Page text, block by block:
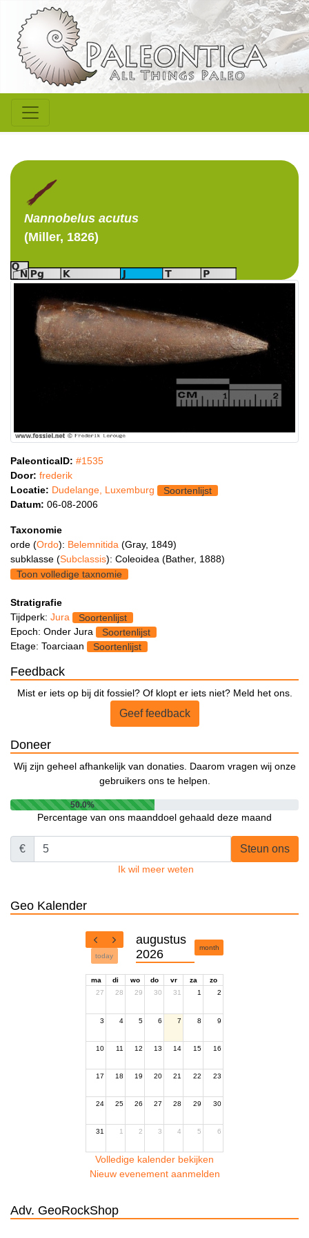
Nannobelus acutus
(Miller, 1826)
PaleonticaID: #1535
Door: frederik
Locatie: Dudelange, Luxemburg
Soortenlijst
Datum: 06-08-2006
Taxonomie
orde (Ordo): Belemnitida (Gray, 1849)
subklasse (Subclassis): Coleoidea (Bather, 1888)
Toon volledige taxnomie
Stratigrafie
Tijdperk: Jura
Soortenlijst
Epoch: Onder Jura
Soortenlijst
Etage: Toarciaan
Soortenlijst
Feedback
Mist er iets op bij dit fossiel? Of klopt er iets niet? Meld het ons.
Geef feedback
Doneer
Wij zijn geheel afhankelijk van donaties. Daarom vragen wij onze
gebruikers ons te helpen.
50.0%
Percentage van ons maanddoel gehaald deze maand
€ Steun ons
Ik wil meer weten
Geo Kalender
today
augustus
2026
month
ma di wo do vr za
zo
27
28 29 30 31 1 2
3 4 5 6 7 8 9
10 11 12 13 14 15 16
17 18 19 20 21 22 23
24 25 26 27 28 29 30
31 1 2 3 4 5 6
Volledige kalender bekijken
Nieuw evenement aanmelden
Adv. GeoRockShop